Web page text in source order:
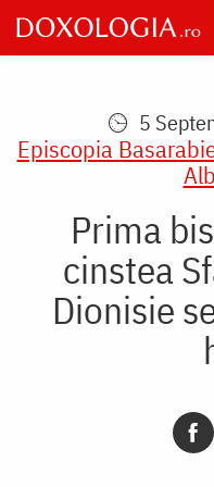
Skip
to
main
5
Episcopia
Prima
cinstea
Dionisie